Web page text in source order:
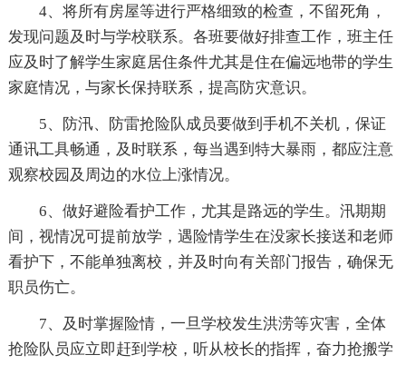
4、将所有房屋等进行严格细致的检查，不留死角，
发现问题及时与学校联系。各班要做好排查工作，班主任
应及时了解学生家庭居住条件尤其是住在偏远地带的学生
家庭情况，与家长保持联系，提高防灾意识。
5、防汛、防雷抢险队成员要做到手机不关机，保证
通讯工具畅通，及时联系，每当遇到特大暴雨，都应注意
观察校园及周边的水位上涨情况。
6、做好避险看护工作，尤其是路远的学生。汛期期
间，视情况可提前放学，遇险情学生在没家长接送和老师
看护下，不能单独离校，并及时向有关部门报告，确保无
职员伤亡。
7、及时掌握险情，一旦学校发生洪涝等灾害，全体
抢险队员应立即赶到学校，听从校长的指挥，奋力抢搬学